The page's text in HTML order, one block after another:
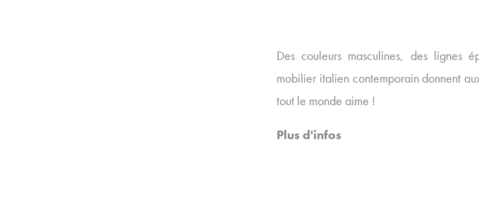
Des couleurs masculines, des lignes
mobilier italien contemporain donnent
tout le monde aime !
Plus d'infos